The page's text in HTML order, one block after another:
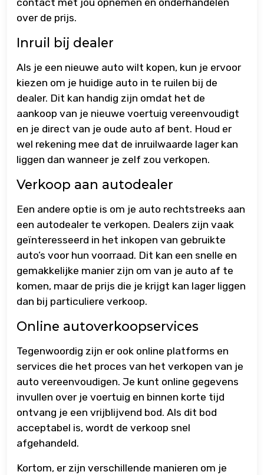
contact met jou opnemen en onderhandelen
over de prijs.
Inruil bij dealer
Als je een nieuwe auto wilt kopen, kun je ervoor
kiezen om je huidige auto in te ruilen bij de
dealer. Dit kan handig zijn omdat het de
aankoop van je nieuwe voertuig vereenvoudigt
en je direct van je oude auto af bent. Houd er
wel rekening mee dat de inruilwaarde lager kan
liggen dan wanneer je zelf zou verkopen.
Verkoop aan autodealer
Een andere optie is om je auto rechtstreeks aan
een autodealer te verkopen. Dealers zijn vaak
geïnteresseerd in het inkopen van gebruikte
auto’s voor hun voorraad. Dit kan een snelle en
gemakkelijke manier zijn om van je auto af te
komen, maar de prijs die je krijgt kan lager liggen
dan bij particuliere verkoop.
Online autoverkoopservices
Tegenwoordig zijn er ook online platforms en
services die het proces van het verkopen van je
auto vereenvoudigen. Je kunt online gegevens
invullen over je voertuig en binnen korte tijd
ontvang je een vrijblijvend bod. Als dit bod
acceptabel is, wordt de verkoop snel
afgehandeld.
Kortom, er zijn verschillende manieren om je